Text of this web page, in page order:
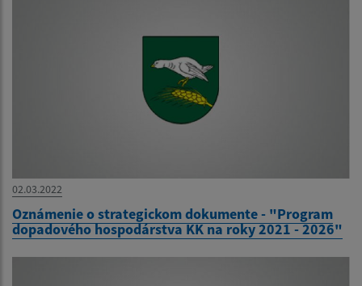
02.03.2022
Oznámenie o strategickom dokumente - "Program
dopadového hospodárstva KK na roky 2021 - 2026"